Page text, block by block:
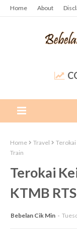
Home About
Home Travel
Terokai
Train
Terokai
KTMB
Bebelan Cik Min